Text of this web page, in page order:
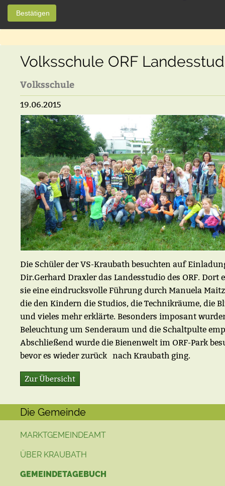
Bestätigen
Volksschule ORF
Volksschule
19.06.2015
Die Schüler der VS-Kraubath besuchten auf
Dir.Gerhard Draxler das Landesstudio des ORF. Dort
sie eine eindrucksvolle Führung durch Manuela
die den Kindern die Studios, die Technikräume, die
und vieles mehr erklärte. Besonders imposant
Beleuchtung um Senderaum und die Schaltpulte
Abschließend wurde die Bienenwelt im ORF-Park
bevor es wieder zurück nach Kraubath ging.
Zur Übersicht
Die Gemeinde
MARKTGEMEINDEAMT
ÜBER KRAUBATH
GEMEINDETAGEBUCH